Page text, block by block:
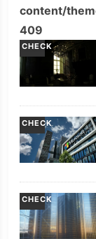
content/
409
CHECK
CHECK
CHECK